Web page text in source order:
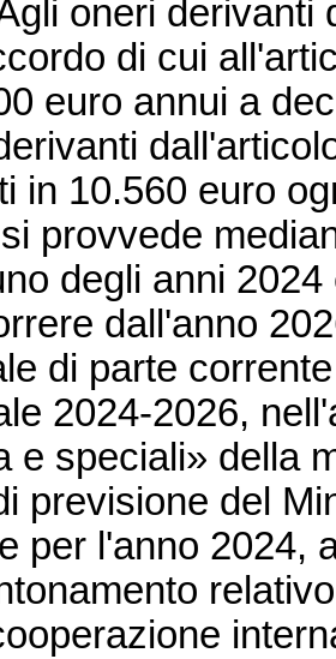
oneri derivanti
di cui
euro annui a
in 10.560 euro
provvede
degli anni
dall'anno
di parte
2024-2026,
e speciali» della
previsione del
per l'anno 2024,